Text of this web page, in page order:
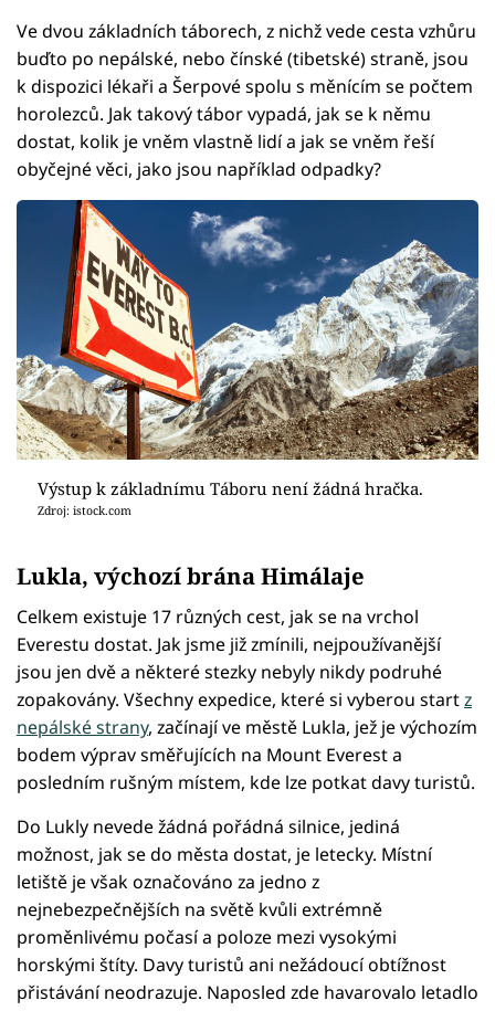
Ve dvou základních táborech, z nichž vede cesta vzhůru
buďto po nepálské, nebo čínské (tibetské) straně, jsou
k dispozici lékaři a Šerpové spolu s měnícím se počtem
horolezců. Jak takový tábor vypadá, jak se k němu
dostat, kolik je vněm vlastně lidí a jak se vněm řeší
obyčejné věci, jako jsou například odpadky?
Výstup k základnímu Táboru není žádná hračka.
Zdroj: istock.com
Lukla, výchozí brána Himálaje
Celkem existuje 17 různých cest, jak se na vrchol
Everestu dostat. Jak jsme již zmínili, nejpoužívanější
jsou jen dvě a některé stezky nebyly nikdy podruhé
zopakovány. Všechny expedice, které si vyberou startz
nepálské strany, začínají ve městě Lukla, jež je výchozím
bodem výprav směřujících na Mount Everest a
posledním rušným místem, kde lze potkat davy turistů.
Do Lukly nevede žádná pořádná silnice, jediná
možnost, jak se do města dostat, je letecky. Místní
letiště je však označováno za jedno z
nejnebezpečnějších na světě kvůli extrémně
proměnlivému počasí a poloze mezi vysokými
horskými štíty. Davy turistů ani nežádoucí obtížnost
přistávání neodrazuje. Naposled zde havarovalo letadlo